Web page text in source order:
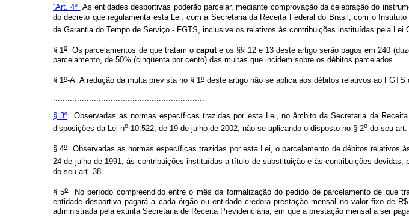
“Art. 4º As entidades desportivas poderão parcelar, mediante comprovação da celebração do
do decreto que regulamenta esta Lei, com a Secretaria da Receita Federal do Brasil, com o
de Garantia do Tempo de Serviço - FGTS, inclusive os relativos às contribuições instituídas pela Lei
§ 1oOs parcelamentos de que tratam ocaput e os §§ 12 e 13 deste artigo serão pagos em 240
parcelamento, de 50% (cinqüenta por cento) das multas que incidem sobre os débitos parcelados.
§ 1o-A A redução da multa prevista no § 1o deste artigo não se aplica aos débitos relativos ao
§ 3º Observadas as normas específicas trazidas por esta Lei, no âmbito da Secretaria da
disposições da Lei no 10.522, de 19 de julho de 2002, não se aplicando o disposto no § 2o do seu
§ 4oObservadas as normas específicas trazidas por esta Lei, o parcelamento de débitos relativos
24 de julho de 1991, às contribuições instituídas a título de substituição e às contribuições
do seu art. 38.
§ 5oNo período compreendido entre o mês da formalização do pedido de parcelamento de que
entidade desportiva pagará a cada órgão ou entidade credora prestação mensal no valor fixo de
administrada pela extinta Secretaria de Receita Previdenciária, em que a prestação mensal a ser